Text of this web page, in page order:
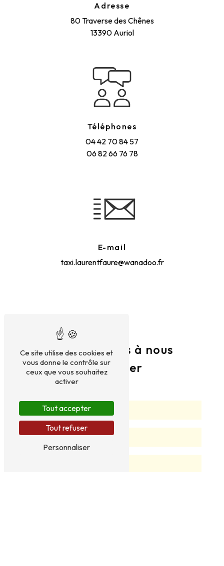
Adresse
80 Traverse des Chênes
13390 Auriol
Téléphones
04 42 70 84 57
06 82 66 76 78
E-mail
taxi.laurentfaure@wanadoo.fr
N'hésitez pas à nous
contacter
Ce site utilise des cookies et
vous donne le contrôle sur
ceux que vous souhaitez
activer
Tout accepter
Tout refuser
Personnaliser